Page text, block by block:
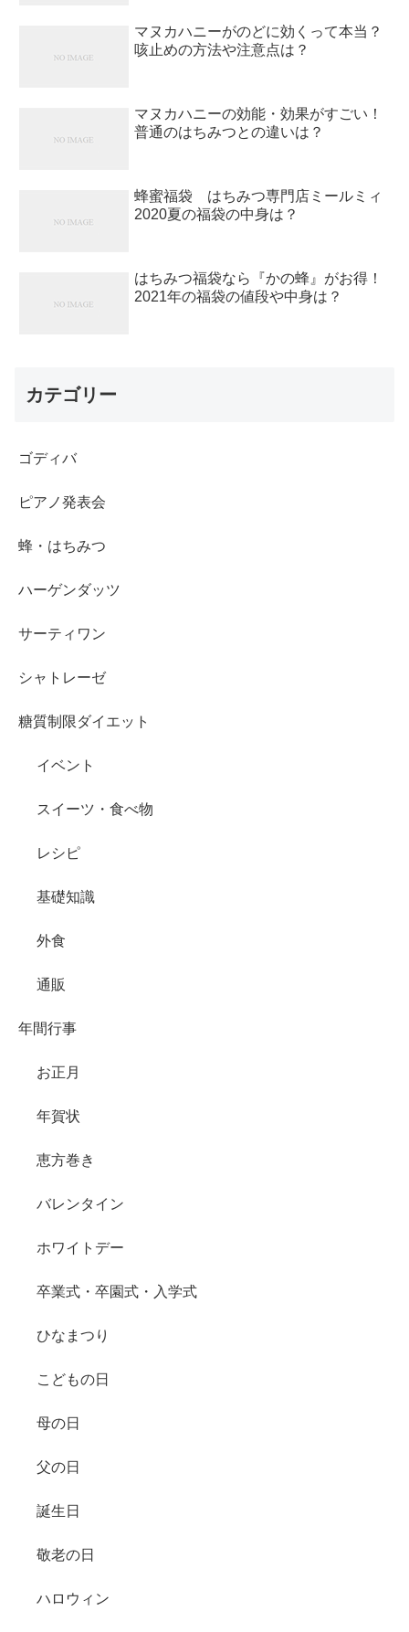
マヌカハニーがのどに効くって本当？
咳止めの方法や注意点は？
マヌカハニーの効能・効果がすごい！
普通のはちみつとの違いは？
蜂蜜福袋 はちみつ専門店ミールミィ
2020夏の福袋の中身は？
はちみつ福袋なら『かの蜂』がお得！
2021年の福袋の値段や中身は？
カテゴリー
ゴディバ
ピアノ発表会
蜂・はちみつ
ハーゲンダッツ
サーティワン
シャトレーゼ
糖質制限ダイエット
イベント
スイーツ・食べ物
レシピ
基礎知識
外食
通販
年間行事
お正月
年賀状
恵方巻き
バレンタイン
ホワイトデー
卒業式・卒園式・入学式
ひなまつり
こどもの日
母の日
父の日
誕生日
敬老の日
ハロウィン